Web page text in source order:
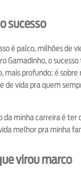
sucesso
é palco, milhões de
Gamadinho, o
mais profundo: é sobre
de vida pra quem
da minha carreira é ter
melhor pra minha
virou marco